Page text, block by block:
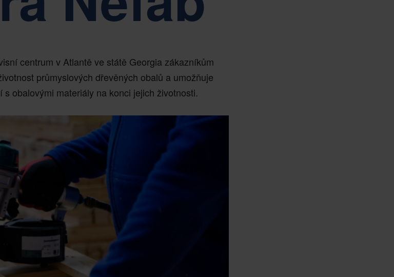
centrum v Atlantě ve státě Georgia zákazníkům
průmyslových dřevěných obalů a umožňuje
obalovými materiály na konci jejich životnosti.